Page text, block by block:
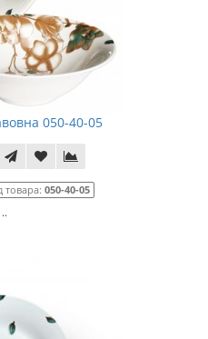
050-40-05
товара: 050-40-05
..